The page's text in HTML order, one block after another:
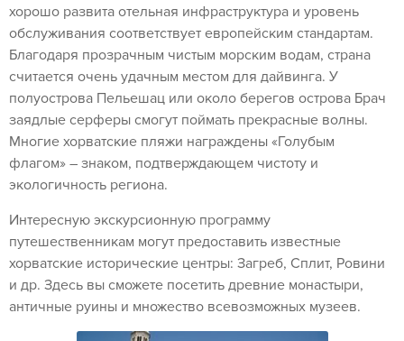
хорошо развита отельная инфраструктура и уровень
обслуживания соответствует европейским стандартам.
Благодаря прозрачным чистым морским водам, страна
считается очень удачным местом для дайвинга. У
полуострова Пельешац или около берегов острова Брач
заядлые серферы смогут поймать прекрасные волны.
Многие хорватские пляжи награждены «Голубым
флагом» – знаком, подтверждающем чистоту и
экологичность региона.
Интересную экскурсионную программу
путешественникам могут предоставить известные
хорватские исторические центры: Загреб, Сплит, Ровини
и др. Здесь вы сможете посетить древние монастыри,
античные руины и множество всевозможных музеев.